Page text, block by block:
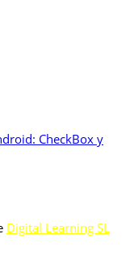
CheckBox y
Digital Learning SL